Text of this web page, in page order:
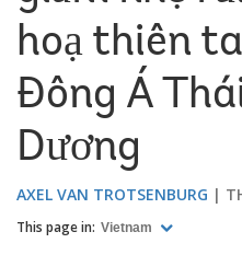
hoạ thiên
Đông Á
Dương
AXEL VAN TROTSENBURG
This page in: Vietnam